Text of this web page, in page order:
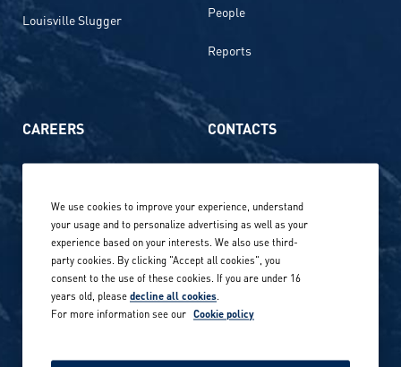
Louisville Slugger
People
Reports
CAREERS
Our locations globally
Career stories
Careers in sports
CONTACTS
Privacy Policy
Site terms
We use cookies to improve your experience, understand
your usage and to personalize advertising as well as your
experience based on your interests. We also use third-
party cookies. By clicking "Accept all cookies", you
consent to the use of these cookies. If you are under 16
years old, pleasedecline all cookies.
For more information see our Cookie policy